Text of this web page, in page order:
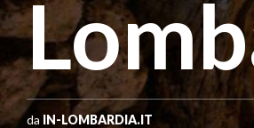
da IN-LOMBARDIA.IT